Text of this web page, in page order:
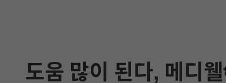
도움 많이 된다, 메디